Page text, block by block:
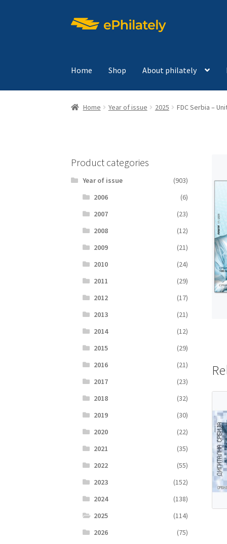
Skip
Skip
Home Shop About philately
Home Year of issue 2025 FDC Serbia –
Product categories
Year of issue
(903)
2006
(6)
2007
(23)
2008
(12)
2009
(21)
2010
(24)
2011
(29)
2012
(17)
2013
(21)
2014
(12)
2015
(29)
2016
(21)
2017
(23)
2018
(32)
2019
(30)
2020
(22)
2021
(35)
2022
(55)
2023
(152)
2024
(138)
2025
(114)
2026
(75)